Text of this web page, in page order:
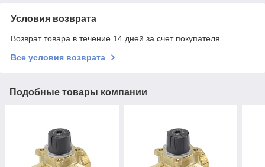
Условия возврата
Возврат товара в течение 14 дней за счет покупателя
Все условия возврата
Подобные товары компании